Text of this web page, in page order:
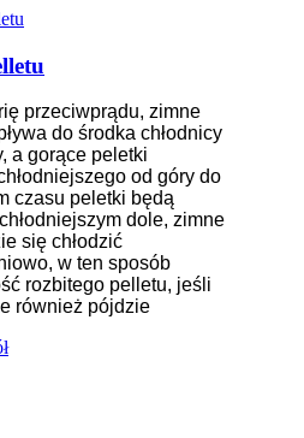
przeciwprądu, zimne
do środka chłodnicy
a gorące peletki
od góry do
czasu peletki będą
dole, zimne
się chłodzić
w ten sposób
rozbitego pelletu, jeśli
również pójdzie